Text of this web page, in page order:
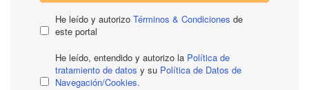
He leído y autorizo Términos & Condiciones de
este portal
He leído, entendido y autorizo la Política de
tratamiento de datos y su Política de Datos de
Navegación/Cookies.